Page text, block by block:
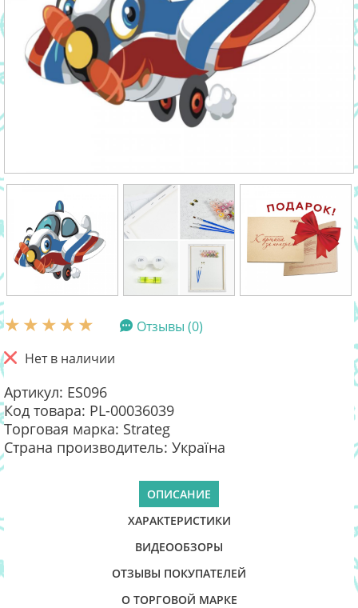
Отзывы (0)
Нет в наличии
Артикул: ES096
Код товара: PL-00036039
Торговая марка: Strateg
Страна производитель: Україна
ОПИСАНИЕ
ХАРАКТЕРИСТИКИ
ВИДЕООБЗОРЫ
ОТЗЫВЫ ПОКУПАТЕЛЕЙ
О ТОРГОВОЙ МАРКЕ